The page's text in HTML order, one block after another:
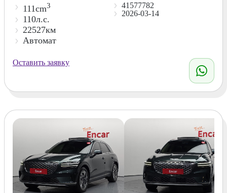
111cm3
110л.с.
22527км
Автомат
41577782
2026-03-14
Оставить заявку